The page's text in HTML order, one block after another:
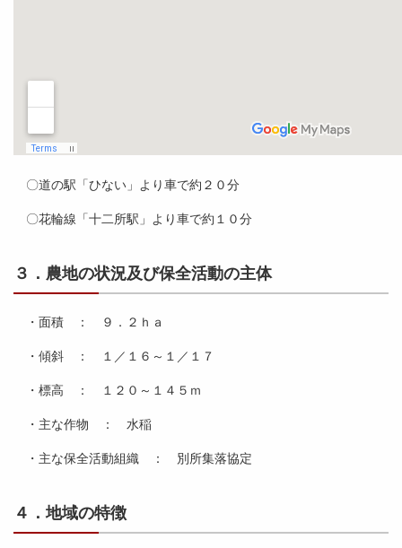
〇道の駅「ひない」より車で約２０分
〇花輪線「十二所駅」より車で約１０分
３．農地の状況及び保全活動の主体
・面積 ： ９．２ｈａ
・傾斜 ： １／１６～１／１７
・標高 ： １２０～１４５ｍ
・主な作物 ： 水稲
・主な保全活動組織 ： 別所集落協定
４．地域の特徴